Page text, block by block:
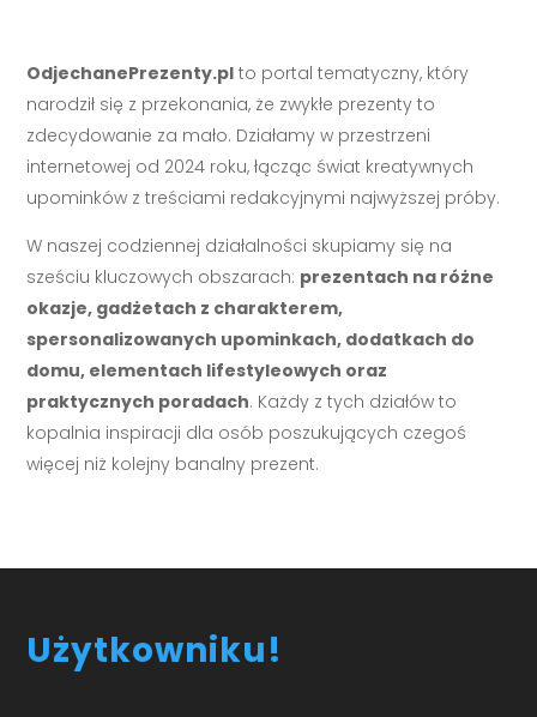
OdjechanePrezenty.pl to portal tematyczny, który
narodził się z przekonania, że zwykłe prezenty to
zdecydowanie za mało. Działamy w przestrzeni
internetowej od 2024 roku, łącząc świat kreatywnych
upominków z treściami redakcyjnymi najwyższej próby.
W naszej codziennej działalności skupiamy się na
sześciu kluczowych obszarach: prezentach na różne
okazje, gadżetach z charakterem,
spersonalizowanych upominkach, dodatkach do
domu, elementach lifestyleowych oraz
praktycznych poradach. Każdy z tych działów to
kopalnia inspiracji dla osób poszukujących czegoś
więcej niż kolejny banalny prezent.
Użytkowniku!